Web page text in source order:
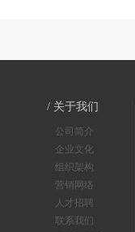
/ 关于我们
公司简介
企业文化
组织架构
营销网络
人才招聘
联系我们